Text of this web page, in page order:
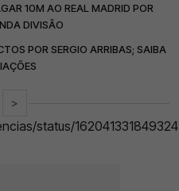
10M AO REAL MADRID POR
DIVISÃO
POR SERGIO ARRIBAS; SAIBA
>
status/